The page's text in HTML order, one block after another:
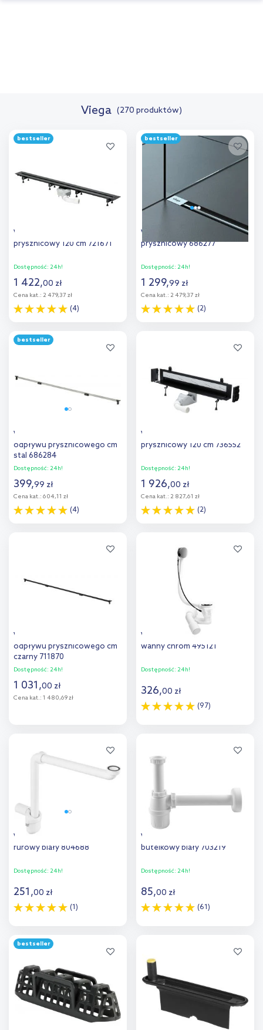
Viega (270 produktów)
bestseller
Viega Advantix odpływ
prysznicowy 120 cm 721671
Dostępność: 24h!
1 422,00 zł
Cena kat.: 2 479,37 zł
(4)
bestseller
Viega Advantix odpływ
prysznicowy 686277
Dostępność: 24h!
1 299,99 zł
Cena kat.: 2 479,37 zł
(2)
bestseller
Viega Advantix ruszt
odpływu prysznicowego cm
stal 686284
Dostępność: 24h!
399,99 zł
Cena kat.: 604,11 zł
(4)
Viega Advantix Vario odpływ
prysznicowy 120 cm 736552
Dostępność: 24h!
1 926,00 zł
Cena kat.: 2 827,61 zł
(2)
Viega Advantix ruszt
odpływu prysznicowego cm
czarny 711870
Dostępność: 24h!
1 031,00 zł
Cena kat.: 1 480,69 zł
Viega Simplex syfon do
wanny chrom 495121
Dostępność: 24h!
326,00 zł
(97)
Viega syfon do umywalki
rurowy biały 804688
Dostępność: 24h!
251,00 zł
(1)
Viega syfon do umywalki
butelkowy biały 703219
Dostępność: 24h!
85,00 zł
(61)
bestseller